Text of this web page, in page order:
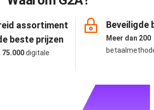
assortiment
beste prijzen
75.000digitale
Beveiligde
Meer dan 200